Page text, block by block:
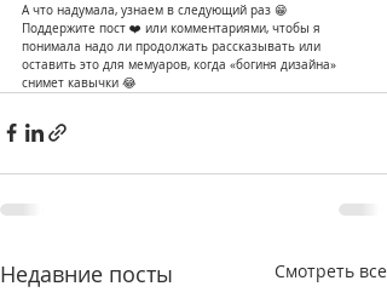
А что надумала, узнаем в следующий раз 😁
Поддержите пост ❤️ или комментариями, чтобы я
понимала надо ли продолжать рассказывать или
оставить это для мемуаров, когда «богиня дизайна»
снимет кавычки 😂
Недавние посты Смотреть все